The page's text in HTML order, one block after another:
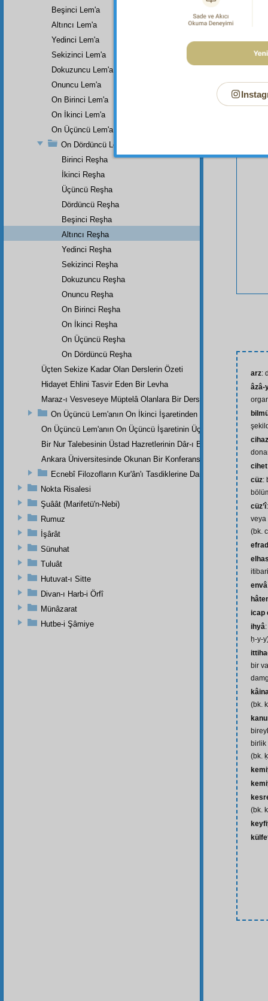
Bu
arz:
âzâ-
cihet
cüz:
cüz’î
veya
(bk.
efrad
envâ
icap
ihyâ
ḥ-y-
bir
(bk.
birlik
(bk.
(bk.
Beşinci Lem'a
Altıncı Lem'a
Yedinci Lem'a
Sekizinci Lem'a
Dokuzuncu Lem'a
Onuncu Lem'a
On Birinci Lem'a
On İkinci Lem'a
On Üçüncü Lem'a
On Dördüncü Lem'a
Birinci Reşha
İkinci Reşha
Üçüncü Reşha
Dördüncü Reşha
Beşinci Reşha
Altıncı Reşha
Yedinci Reşha
Sekizinci Reşha
Dokuzuncu Reşha
Onuncu Reşha
On Birinci Reşha
On İkinci Reşha
On Üçüncü Reşha
On Dördüncü Reşha
Üçten Sekize Kadar Olan Derslerin Özeti
Hidayet Ehlini Tasvir Eden Bir Levha
Maraz-ı Vesveseye Müptelâ Olanlara Bir Ders
On Üçüncü Lem'anın On İkinci İşaretinden
On Üçüncü Lem'anın On Üçüncü İşaretinin Üçüncü Noktasından
Bir Nur Talebesinin Üstad Hazretlerinin Dâr-ı Bekaya
Ankara Üniversitesinde Okunan Bir Konferans
Ecnebî Filozofların Kur'ân'ı Tasdiklerine Dair Şehadetleri
Nokta Risalesi
Şuâât (Marifetü'n-Nebi)
Rumuz
İşârât
Sünuhat
Tuluât
Hutuvat-ı Sitte
Divan-ı Harb-i Örfî
Münâzarat
Hutbe-i Şâmiye